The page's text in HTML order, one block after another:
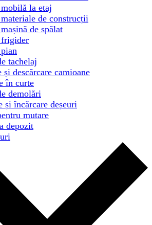
la etaj
de construcții
de spălat
tachelaj
și descărcare camioane
în curte
demolări
și încărcare deșeuri
mutare
depozit